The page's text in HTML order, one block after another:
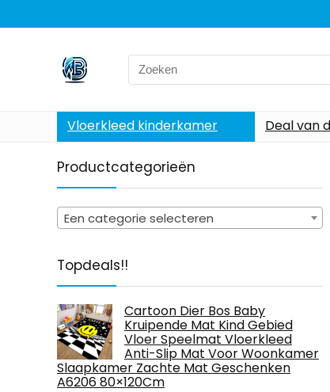
Search
for:
Vloerkleed kinderkamer Deal van
Productcategorieën
Een categorie selecteren
Topdeals!!
Cartoon Dier Bos Baby
Kruipende Mat Kind Gebied
Vloer Speelmat Vloerkleed
Anti-Slip Mat Voor Woonkamer
Slaapkamer Zachte Mat Geschenken
A6206 80×120Cm